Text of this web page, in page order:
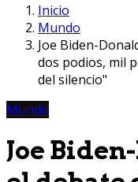
Inicio
Mundo
Joe Biden-
dos podios, mil
del silencio"
Mundo
Joe